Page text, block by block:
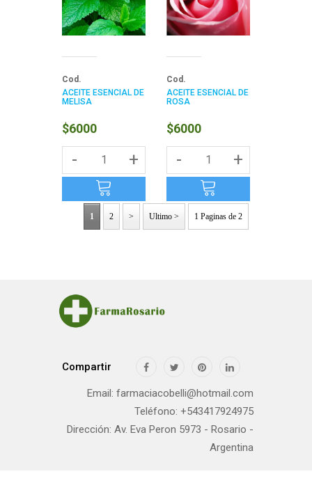
Cod.
ACEITE ESENCIAL DE
MELISA
$6000
- +
Cod.
ACEITE ESENCIAL DE
ROSA
$6000
- +
1 2 > Ultimo > 1 Paginas de 2
Compartir
Email: farmaciacobelli@hotmail.com
Teléfono: +543417924975
Dirección: Av. Eva Peron 5973 - Rosario -
Argentina